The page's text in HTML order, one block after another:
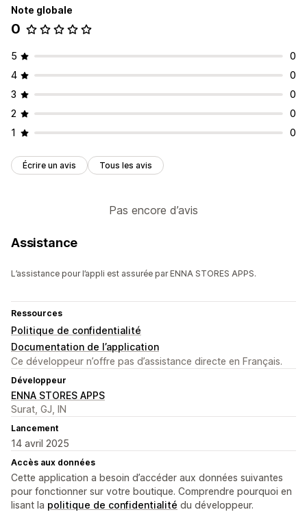
Note globale
0
5
0
4
0
3
0
2
0
1
0
Écrire un avis Tous les avis
Pas encore d’avis
Assistance
L’assistance pour l’appli est assurée par ENNA STORES APPS.
Ressources
Politique de confidentialité
Documentation de l’application
Ce développeur n’offre pas d’assistance directe en Français.
Développeur
ENNA STORES APPS
Surat, GJ, IN
Lancement
14 avril 2025
Accès aux données
Cette application a besoin d’accéder aux données suivantes
pour fonctionner sur votre boutique. Comprendre pourquoi en
lisant la politique de confidentialité du développeur.